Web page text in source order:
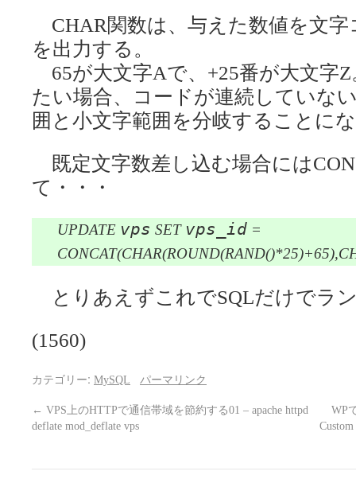
CHAR関数は、与えた数値を文
を出力する。
65が大文字Aで、+25番が大文字
たい場合、コードが連続していな
囲と小文字範囲を分岐することに
既定文字数差し込む場合には
て・・・
UPDATE vps SET vps_id=
とりあえずこれでSQLだけでラ
(1560)
カテゴリー: MySQL パーマリンク
← VPS上のHTTPで通信帯域を節約する01 – apache httpd
deflate mod_deflate vps
WP